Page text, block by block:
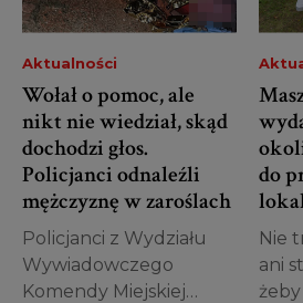
Aktualności
Wołał o pomoc, ale
nikt nie wiedział, skąd
dochodzi głos.
Policjanci odnaleźli
mężczyznę w zaroślach
Policjanci z Wydziału
Wywiadowczego
Komendy Miejskiej
do
Nie
ani